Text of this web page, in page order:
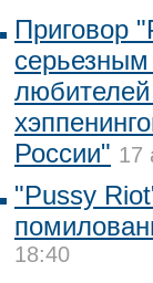
Приговор
России" 17
"Pussy
18:40